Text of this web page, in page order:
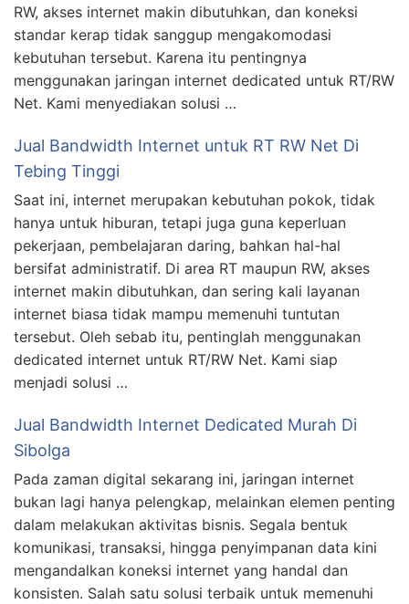
RW, akses internet makin dibutuhkan, dan koneksi
standar kerap tidak sanggup mengakomodasi
kebutuhan tersebut. Karena itu pentingnya
menggunakan jaringan internet dedicated untuk RT/RW
Net. Kami menyediakan solusi …
Jual Bandwidth Internet untuk RT RW Net Di
Tebing Tinggi
Saat ini, internet merupakan kebutuhan pokok, tidak
hanya untuk hiburan, tetapi juga guna keperluan
pekerjaan, pembelajaran daring, bahkan hal-hal
bersifat administratif. Di area RT maupun RW, akses
internet makin dibutuhkan, dan sering kali layanan
internet biasa tidak mampu memenuhi tuntutan
tersebut. Oleh sebab itu, pentinglah menggunakan
dedicated internet untuk RT/RW Net. Kami siap
menjadi solusi …
Jual Bandwidth Internet Dedicated Murah Di
Sibolga
Pada zaman digital sekarang ini, jaringan internet
bukan lagi hanya pelengkap, melainkan elemen penting
dalam melakukan aktivitas bisnis. Segala bentuk
komunikasi, transaksi, hingga penyimpanan data kini
mengandalkan koneksi internet yang handal dan
konsisten. Salah satu solusi terbaik untuk memenuhi